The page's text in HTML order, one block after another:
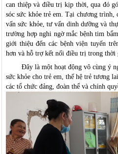
can thiệp và điều trị kịp thời, qua đó
sóc sức khỏe trẻ em. Tại chương trình,
vấn sức khỏe, tư vấn dinh dưỡng và
trường hợp nghi ngờ mắc bệnh tim
giới thiệu đến các bệnh viện tuyến
hơn và hỗ trợ kết nối điều trị trong thời
Đây là một hoạt động vô cùng ý
sức khỏe cho trẻ em, thế hệ trẻ tương
các tổ chức đảng, đoàn thể và chính